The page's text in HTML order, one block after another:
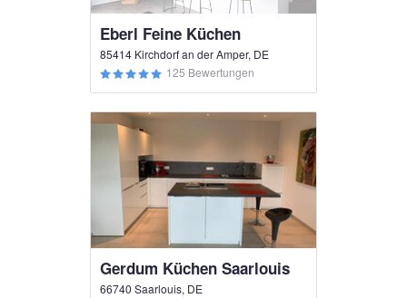
Eberl Feine Küchen
85414 Kirchdorf an der Amper, DE
125 Bewertungen
Gerdum Küchen Saarlouis
66740 Saarlouis, DE